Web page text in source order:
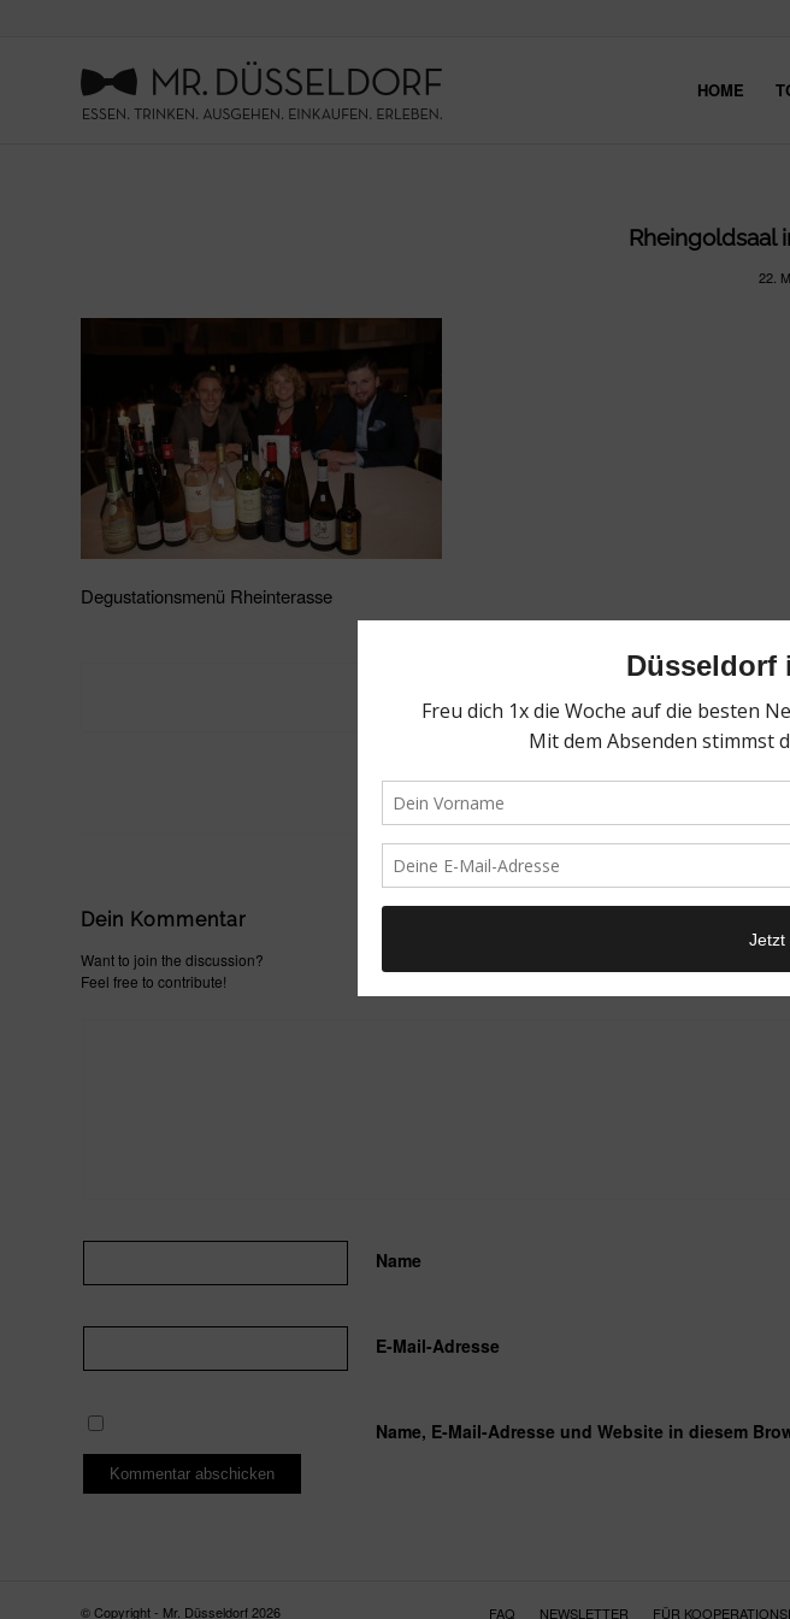
HOME
Rheingoldsaal
22.
Degustationsmenü Rheinterasse
Dein Kommentar
Want to join the discussion?
Feel free to contribute!
Name
E-Mail-Adresse
Name, E-Mail-Adresse und Website in diesem
© Copyright - Mr. Düsseldorf 2026 FAQ NEWSLETTER FÜR